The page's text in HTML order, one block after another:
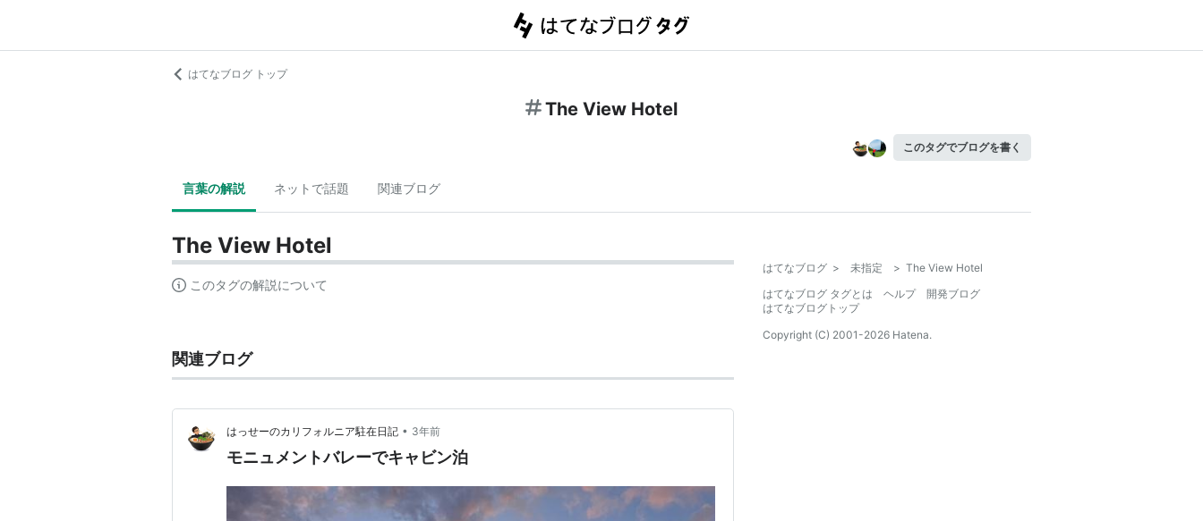
はてなブログ トップ
The View Hotel
このタグでブログを書く
言葉の解説 ネットで話題 関連ブログ
The View Hotel
このタグの解説について
関連ブログ
はっせーのカリフォルニア駐在日記 • 3年前
モニュメントバレーでキャビン泊
はてなブログ > 未指定 > The View Hotel
はてなブログ タグとは
ヘルプ
開発ブログ
はてなブログトップ
Copyright (C) 2001-2026 Hatena.